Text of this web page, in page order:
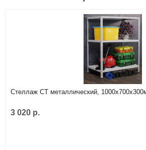
Стеллаж СТ металлический,
3 020 р.